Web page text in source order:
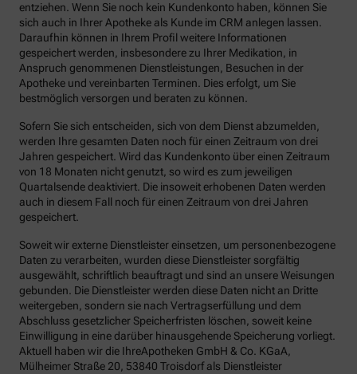
entziehen. Wenn Sie noch kein Kundenkonto haben, können Sie
sich auch in Ihrer Apotheke als Kunde im CRM anlegen lassen.
Daraufhin können in Ihrem Profil weitere Informationen
gespeichert werden, insbesondere zu Ihrer Medikation, in
Anspruch genommenen Dienstleistungen, Besuchen in der
Apotheke und vereinbarten Terminen. Dies erfolgt, um Sie
bestmöglich versorgen und beraten zu können.
Sofern Sie sich entscheiden, sich von dem Dienst abzumelden,
werden Ihre gesamten Daten noch für einen Zeitraum von drei
Jahren gespeichert. Wird das Kundenkonto über einen Zeitraum
von 18 Monaten nicht genutzt, so wird es zum jeweiligen
Quartalsende deaktiviert. Die insoweit erhobenen Daten werden
auch in diesem Fall noch für einen Zeitraum von drei Jahren
gespeichert.
Soweit wir externe Dienstleister einsetzen, um personenbezogene
Daten zu verarbeiten, wurden diese Dienstleister sorgfältig
ausgewählt, schriftlich beauftragt und sind an unsere Weisungen
gebunden. Die Dienstleister werden diese Daten nicht an Dritte
weitergeben, sondern sie nach Vertragserfüllung und dem
Abschluss gesetzlicher Speicherfristen löschen, soweit keine
Einwilligung in eine darüber hinausgehende Speicherung vorliegt.
Aktuell haben wir die IhreApotheken GmbH & Co. KGaA,
Mülheimer Straße 20, 53840 Troisdorf als Dienstleister